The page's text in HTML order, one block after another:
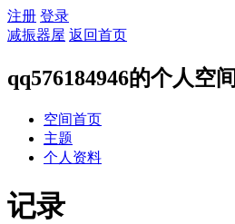
注册 登录
减振器屋 返回首页
qq576184946的个人空间
空间首页
主题
个人资料
记录